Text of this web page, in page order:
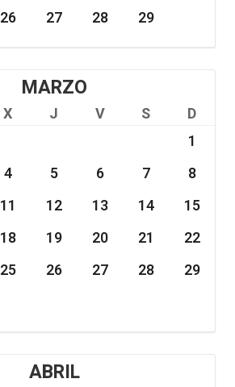
26 27 28 29
MARZO
X J V S
D
1
4 5 6 7
8
11 12 13 14
15
18 19 20 21
22
25 26 27 28
29
ABRIL